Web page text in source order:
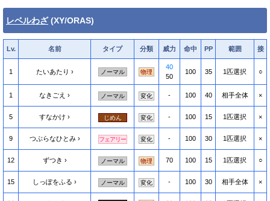
レベルわざ(XY/ORAS)
Lv. 名前 タイプ 分類 威力 命中 PP 範囲 接
1 たいあたり ノーマル 物理
40
50
100 35 1匹選択 ○
1 なきごえ ノーマル 変化 - 100 40 相手全体 ×
5 すなかけ じめん 変化 - 100 15 1匹選択 ×
9 つぶらなひとみ フェアリー 変化 - 100 30 1匹選択 ×
12 ずつき ノーマル 物理 70 100 15 1匹選択 ○
15 しっぽをふる ノーマル 変化 - 100 30 相手全体 ×